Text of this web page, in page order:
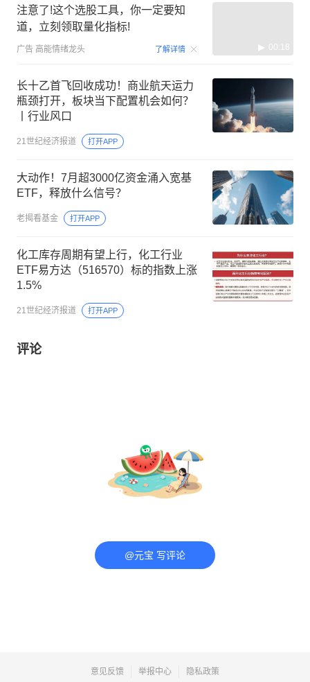
注意了!这个选股工具，你一定要知
道，立刻领取量化指标!
广告 高能情绪龙头 了解详情 00:18
长十乙首飞回收成功！商业航天运力
瓶颈打开，板块当下配置机会如何？
丨行业风口
21世纪经济报道 打开APP
大动作！7月超3000亿资金涌入宽基
ETF，释放什么信号？
老揭看基金 打开APP
化工库存周期有望上行，化工行业
ETF易方达（516570）标的指数上涨
1.5%
21世纪经济报道 打开APP
评论
@元宝 写评论
意见反馈 举报中心 隐私政策